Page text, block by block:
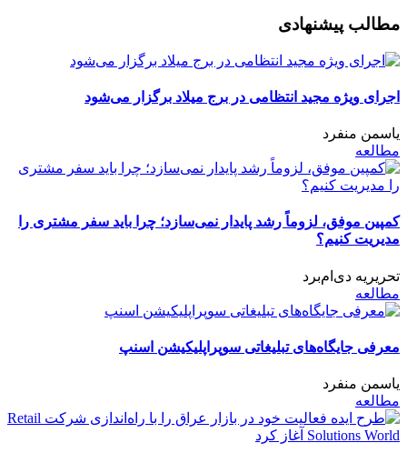
مطالب پیشنهادی
اجرای ویژه مجید انتظامی در برج میلاد برگزار می‌شود
یاسمن منفرد
مطالعه
کمپین موفق، لزوماً رشد پایدار نمی‌سازد؛ چرا باید سفر مشتری را
مدیریت کنیم؟
تحریریه دی‌ام‌برد
مطالعه
معرفی جایگاه‌های تبلیغاتی سوپراپلیکیشن اسنپ
یاسمن منفرد
مطالعه